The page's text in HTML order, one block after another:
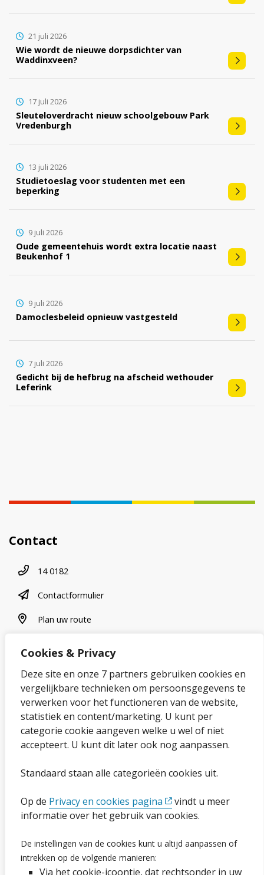
Cookies & Privacy
Deze site en onze 7 partners gebruiken cookies en
vergelijkbare technieken om persoonsgegevens te
verwerken voor het functioneren van de website,
statistiek en content/marketing. U kunt per
categorie cookie aangeven welke u wel of niet
accepteert. U kunt dit later ook nog aanpassen.
Standaard staan alle categorieën cookies uit.
Op de Privacy en cookies pagina
vindt u meer
informatie over het gebruik van cookies.
De instellingen van de cookies kunt u altijd aanpassen of
intrekken op de volgende manieren:
Via het cookie-icoontje, dat rechtsonder in uw
Wie wordt de nieuwe dorpsdichter van
Waddinxveen?
21 juli 2026
Sleuteloverdracht nieuw schoolgebouw Park
Vredenburgh
17 juli 2026
Studietoeslag voor studenten met een
beperking
13 juli 2026
Oude gemeentehuis wordt extra locatie naast
Beukenhof 1
9 juli 2026
Damoclesbeleid opnieuw vastgesteld
9 juli 2026
Gedicht bij de hefbrug na afscheid wethouder
Leferink
7 juli 2026
Contact
Telefoonnummer
14 0182
contactformulier
Contactformulier
plan uw route
Plan uw route
Over onze website
Sitemap
Privacybeleid en cookies
Cookies wijzigen
Ga naar de pagina
Proclaimer en copyright